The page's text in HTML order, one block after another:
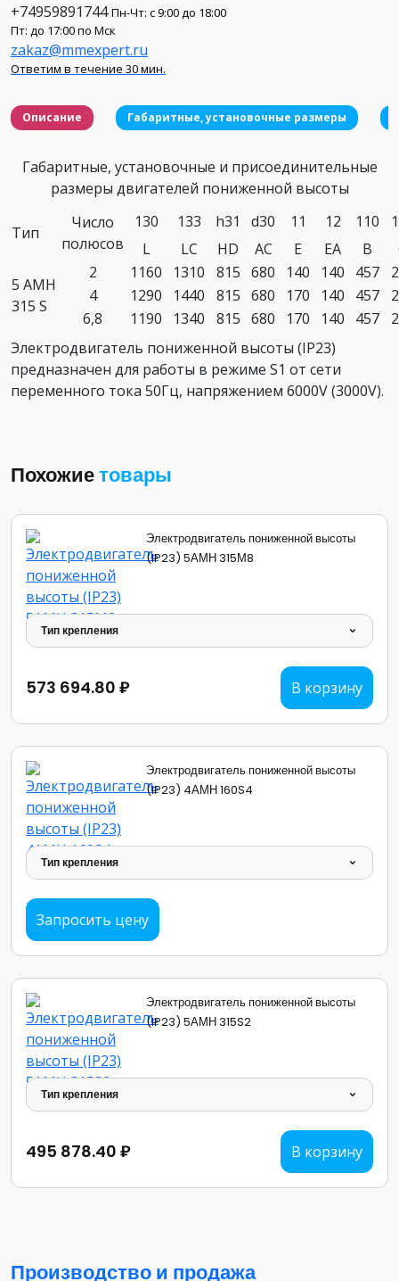
+74959891744 Пн-Чт: с 9:00 до 18:00
Пт: до 17:00 по Мск
zakaz@mmexpert.ru
Ответим в течение 30 мин.
Описание Габаритные, установочные размеры
Габаритные, установочные и присоединительные
размеры двигателей пониженной высоты
Тип
Число
полюсов
130 133 h31 d30 11 12 110
L
LC HD AC E EA B
5 АМН
315 S
2 1160 1310 815 680 140 140 457
4
1290 1440 815 680 170 140 457
6,8
1190 1340 815 680 170 140 457
Электродвигатель пониженной высоты (IP23)
предназначен для работы в режиме S1 от сети
переменного тока 50Гц, напряжением 6000V (3000V).
Похожиетовары
Электродвигатель пониженной высоты
(IP23) 5АМН 315М8
Тип крепления
573 694.80 ₽ В корзину
Электродвигатель пониженной высоты
(IP23) 4АМН 160S4
Тип крепления
Запросить цену
Электродвигатель пониженной высоты
(IP23) 5АМН 315S2
Тип крепления
495 878.40 ₽ В корзину
Производство и продажа